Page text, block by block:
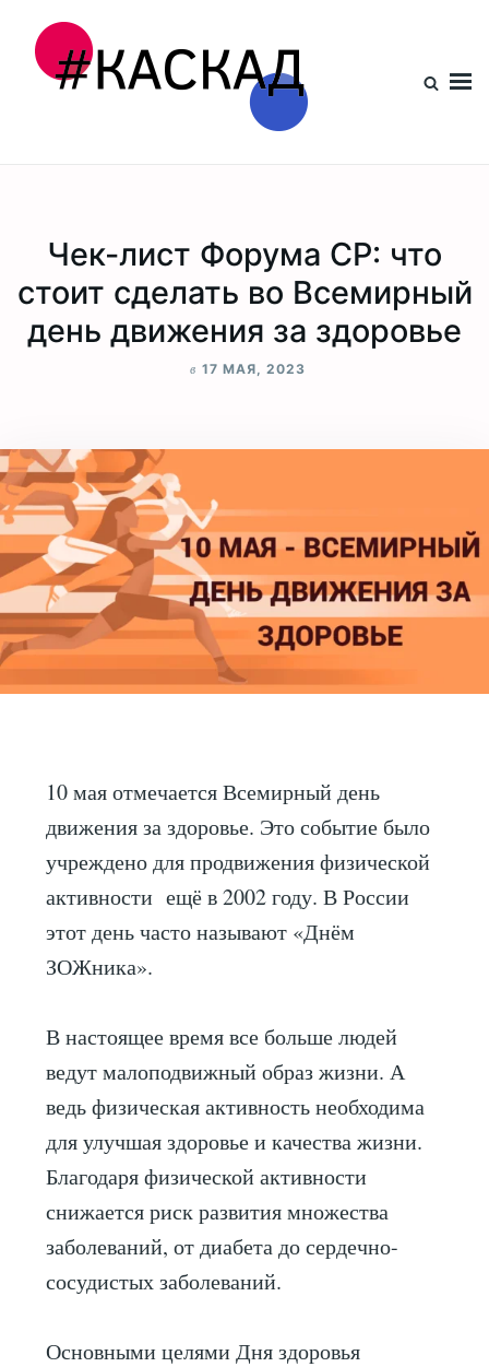
Чек-лист Форума СР: что
стоит сделать во Всемирный
день движения за здоровье
в 17 МАЯ, 2023
10 мая отмечается Всемирный день
движения за здоровье. Это событие было
учреждено для продвижения физической
активности ещё в 2002 году. В России
этот день часто называют «Днём
ЗОЖника».
В настоящее время все больше людей
ведут малоподвижный образ жизни. А
ведь физическая активность необходима
для улучшая здоровье и качества жизни.
Благодаря физической активности
снижается риск развития множества
заболеваний, от диабета до сердечно-
сосудистых заболеваний.
Основными целями Дня здоровья